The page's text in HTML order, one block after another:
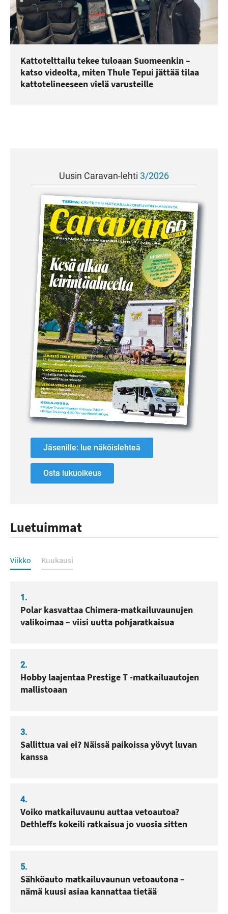
Kattotelttailu tekee tuloaan Suomeenkin –
katso videolta, miten Thule Tepui jättää tilaa
kattotelineeseen vielä varusteille
Uusin Caravan-lehti 3/2026
Jäsenille: lue näköislehteä
Osta lukuoikeus
Luetuimmat
Luetuimmat
Viikko Kuukausi
1.
Polar kasvattaa Chimera-matkailuvaunujen
valikoimaa – viisi uutta pohjaratkaisua
2.
Hobby laajentaa Prestige T -matkailuautojen
mallistoaan
3.
Sallittua vai ei? Näissä paikoissa yövyt luvan
kanssa
4.
Voiko matkailuvaunu auttaa vetoautoa?
Dethleffs kokeili ratkaisua jo vuosia sitten
5.
Sähköauto matkailuvaunun vetoautona –
nämä kuusi asiaa kannattaa tietää